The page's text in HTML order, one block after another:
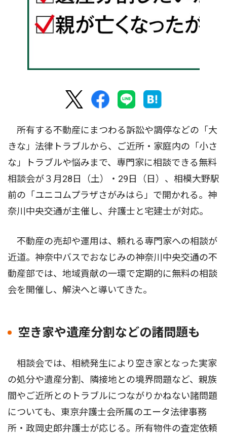
所有する不動産にまつわる訴訟や調停などの「大
きな」法律トラブルから、ご近所・家庭内の「小さ
な」トラブルや悩みまで、専門家に相談できる無料
相談会が３月28日（土）・29日（日）、相模大野駅
前の「ユニコムプラザさがみはら」で開かれる。神
奈川中央交通が主催し、弁護士と宅建士が対応。
不動産の売却や運用は、頼れる専門家への相談が
近道。神奈中バスでおなじみの神奈川中央交通の不
動産部では、地域貢献の一環で定期的に無料の相談
会を開催し、解決へと導いてきた。
空き家や遺産分割などの諸問題も
相談会では、相続発生により空き家となった実家
の処分や遺産分割、隣接地との境界問題など、親族
間やご近所とのトラブルにつながりかねない諸問題
についても、東京弁護士会所属のエータ法律事務
所・政岡史郎弁護士が応じる。所有物件の査定依頼